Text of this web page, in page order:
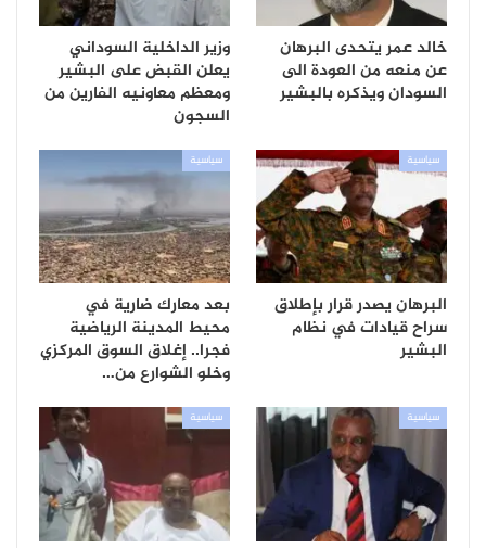
خالد عمر يتحدى البرهان
عن منعه من العودة الى
السودان ويذكره بالبشير
وزير الداخلية السوداني
يعلن القبض على البشير
ومعظم معاونيه الفارين من
السجون
سياسية
البرهان يصدر قرار بإطلاق
سراح قيادات في نظام
البشير
سياسية
بعد معارك ضارية في
محيط المدينة الرياضية
فجرا.. إغلاق السوق المركزي
وخلو الشوارع من…
سياسية سياسية